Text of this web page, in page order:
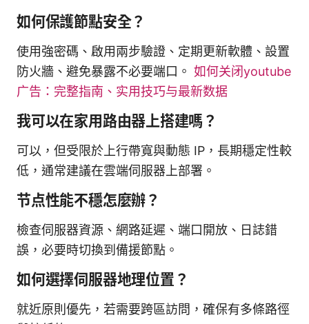
如何保護節點安全？
使用強密碼、啟用兩步驗證、定期更新軟體、設置
防火牆、避免暴露不必要端口。 如何关闭youtube
广告：完整指南、实用技巧与最新数据
我可以在家用路由器上搭建嗎？
可以，但受限於上行帶寬與動態 IP，長期穩定性較
低，通常建議在雲端伺服器上部署。
节点性能不穩怎麼辦？
檢查伺服器資源、網路延遲、端口開放、日誌錯
誤，必要時切換到備援節點。
如何選擇伺服器地理位置？
就近原則優先，若需要跨區訪問，確保有多條路徑